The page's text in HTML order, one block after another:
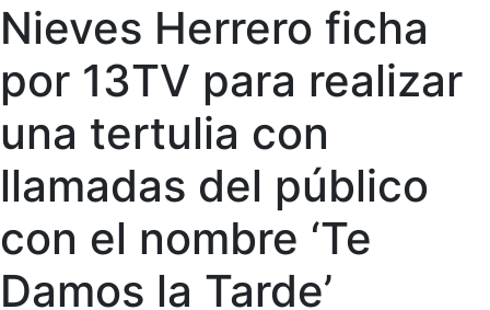
Nieves Herrero ficha
por 13TV para realizar
una tertulia con
llamadas del público
con el nombre ‘Te
Damos la Tarde’